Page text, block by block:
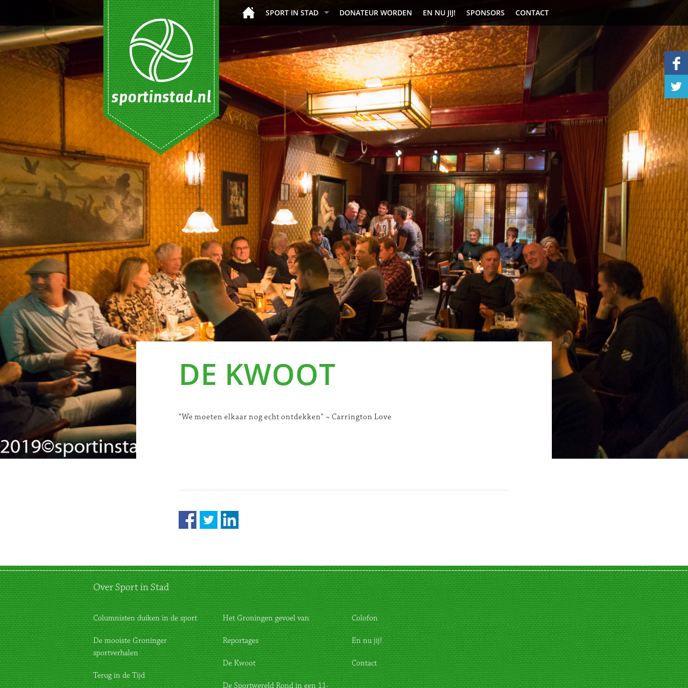
SPORT IN STAD DONATEUR WORDEN EN NU JIJ! SPONSORS CONTACT
DE KWOOT
"We moeten elkaar nog echt ontdekken" ~ Carrington Love
Over Sport in Stad
Columnisten duiken in de sport
De mooiste Groninger
sportverhalen
Terug in de Tijd
Het Groningen gevoel van
Reportages
De Kwoot
De Sportwereld Rond in een 11-
Colofon
En nu jij!
Contact